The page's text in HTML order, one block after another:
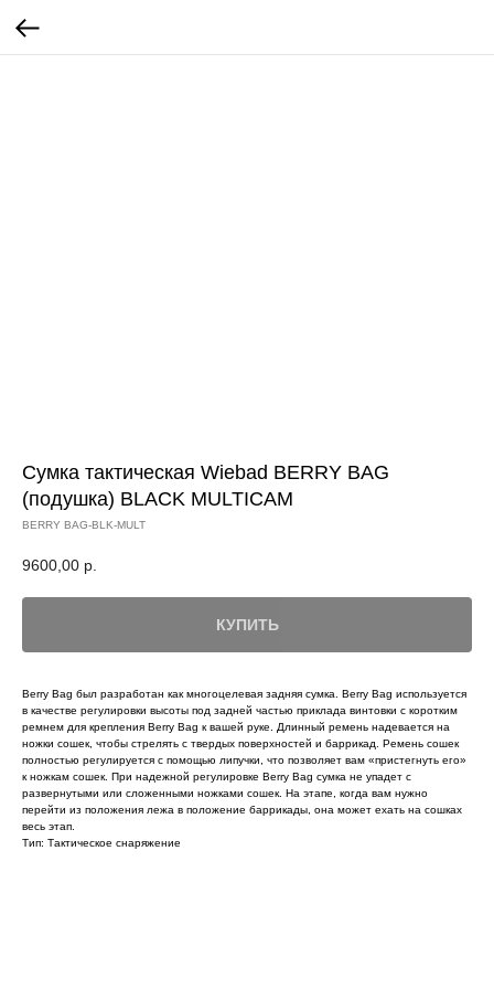
Сумка тактическая Wiebad BERRY BAG
(подушка) BLACK MULTICAM
BERRY BAG-BLK-MULT
9600,00 р.
КУПИТЬ
Berry Bag был разработан как многоцелевая задняя сумка. Berry Bag используется
в качестве регулировки высоты под задней частью приклада винтовки с коротким
ремнем для крепления Berry Bag к вашей руке. Длинный ремень надевается на
ножки сошек, чтобы стрелять с твердых поверхностей и баррикад. Ремень сошек
полностью регулируется с помощью липучки, что позволяет вам «пристегнуть его»
к ножкам сошек. При надежной регулировке Berry Bag сумка не упадет с
развернутыми или сложенными ножками сошек. На этапе, когда вам нужно
перейти из положения лежа в положение баррикады, она может ехать на сошках
весь этап.
Тип: Тактическое снаряжение